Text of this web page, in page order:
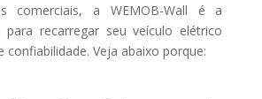
comerciais, a WEMOB-Wall é a
para recarregar seu veículo elétrico
confiabilidade. Veja abaixo porque: